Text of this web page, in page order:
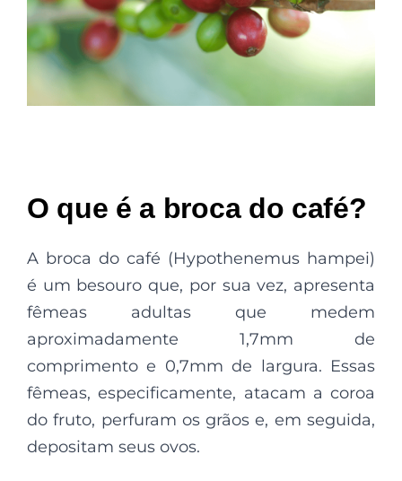
O que é a broca do café?
A broca do café (Hypothenemus hampei)
é um besouro que, por sua vez, apresenta
fêmeas adultas que medem
aproximadamente 1,7mm de
comprimento e 0,7mm de largura. Essas
fêmeas, especificamente, atacam a coroa
do fruto, perfuram os grãos e, em seguida,
depositam seus ovos.